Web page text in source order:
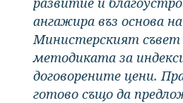
ангажира въз основа
Министерският съвет
методиката за
договорените цени.
готово също да